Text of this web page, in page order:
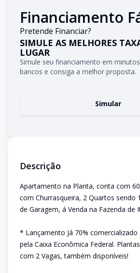
Financiamento
Pretende Financiar?
SIMULE AS MELHORES
LUGAR
Simule seu financiamento em
bancos e consiga a melhor proposta.
Simular
Descrição
Apartamento na Planta, conta com
com Churrasqueira, 2 Quartos sendo
de Garagem, á Venda na Fazenda de
* Lançamento Já 70% comercializado
pela Caixa Econômica Federal.
com 2 Vagas, também disponíveis!